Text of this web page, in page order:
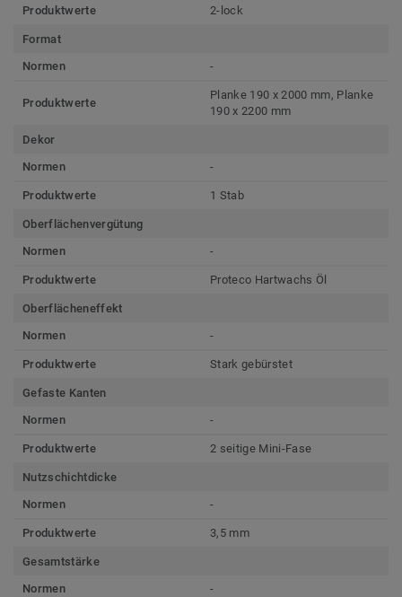
Produktwerte 2-lock
Format
Normen
-
Produktwerte
Planke 190 x 2000 mm, Planke
190 x 2200 mm
Dekor
Normen
-
Produktwerte 1 Stab
Oberflächenvergütung
Normen
-
Produktwerte Proteco Hartwachs Öl
Oberflächeneffekt
Normen
-
Produktwerte Stark gebürstet
Gefaste Kanten
Normen
-
Produktwerte 2 seitige Mini-Fase
Nutzschichtdicke
Normen
-
Produktwerte 3,5 mm
Gesamtstärke
Normen
-